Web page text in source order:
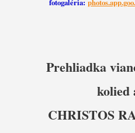
fotogaléria:
Prehliadka
kolied
CHRISTOS